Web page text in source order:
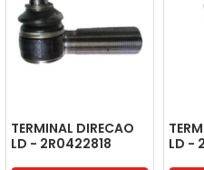
TERMINAL DIRECAO
LD - 2R0422818
LD -